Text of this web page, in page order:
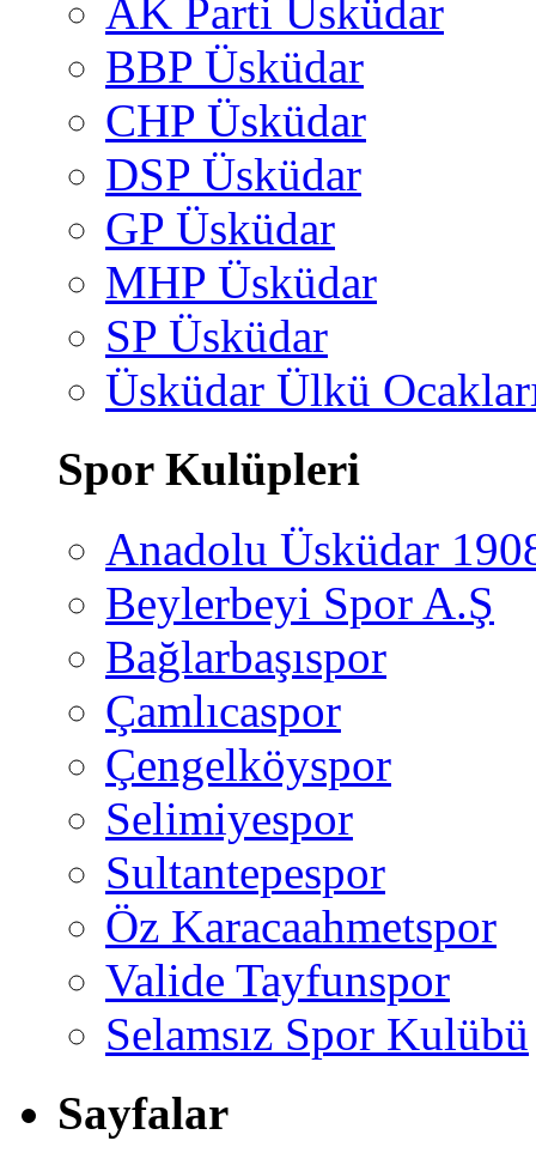
AK Parti Üsküdar
BBP Üsküdar
CHP Üsküdar
DSP Üsküdar
GP Üsküdar
MHP Üsküdar
SP Üsküdar
Üsküdar Ülkü
Spor Kulüpleri
Anadolu Üsküdar
Beylerbeyi Spor A.Ş
Bağlarbaşıspor
Çamlıcaspor
Çengelköyspor
Selimiyespor
Sultantepespor
Öz Karacaahmetspor
Valide Tayfunspor
Selamsız Spor Kulübü
Sayfalar